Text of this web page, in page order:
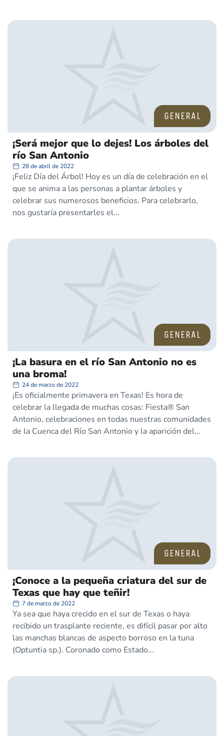
GENERAL
¡Será mejor que lo dejes! Los árboles del
río San Antonio
28 de abril de 2022
¡Feliz Día del Árbol! Hoy es un día de celebración en el
que se anima a las personas a plantar árboles y
celebrar sus numerosos beneficios. Para celebrarlo,
nos gustaría presentarles el
GENERAL
¡La basura en el río San Antonio no es
una broma!
24 de marzo de 2022
¡Es oficialmente primavera en Texas! Es hora de
celebrar la llegada de muchas cosas: Fiesta® San
Antonio, celebraciones en todas nuestras comunidades
de la Cuenca del Río San Antonio y la aparición del
GENERAL
¡Conoce a la pequeña criatura del sur de
Texas que hay que teñir!
7 de marzo de 2022
Ya sea que haya crecido en el sur de Texas o haya
recibido un trasplante reciente, es difícil pasar por alto
las manchas blancas de aspecto borroso en la tuna
(Optuntia sp.). Coronado como Estado